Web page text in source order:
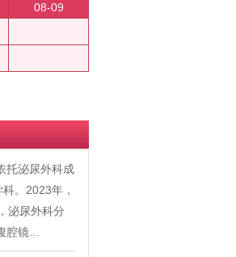
08-09
托泌尿外科成
。2023年，
泌尿外科分
腔镜…